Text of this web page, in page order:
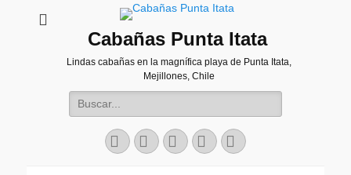
Cabañas Punta Itata
Lindas cabañas en la magnífica playa de Punta Itata,
Mejillones, Chile
Buscar:
Facebook
Correo
electrónico
Instagram
WebTeléfono